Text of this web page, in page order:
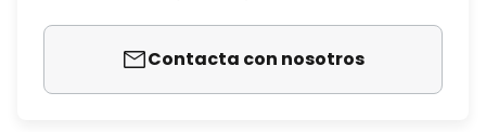
Contacta con nosotros